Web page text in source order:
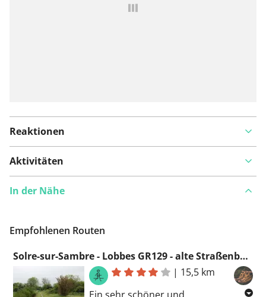
Reaktionen
Aktivitäten
In der Nähe
Empfohlenen Routen
Solre-sur-Sambre - Lobbes GR129 - alte Straßenbahnen, die Samber und eine schöne Kollegiatskirche
| 15,5 km